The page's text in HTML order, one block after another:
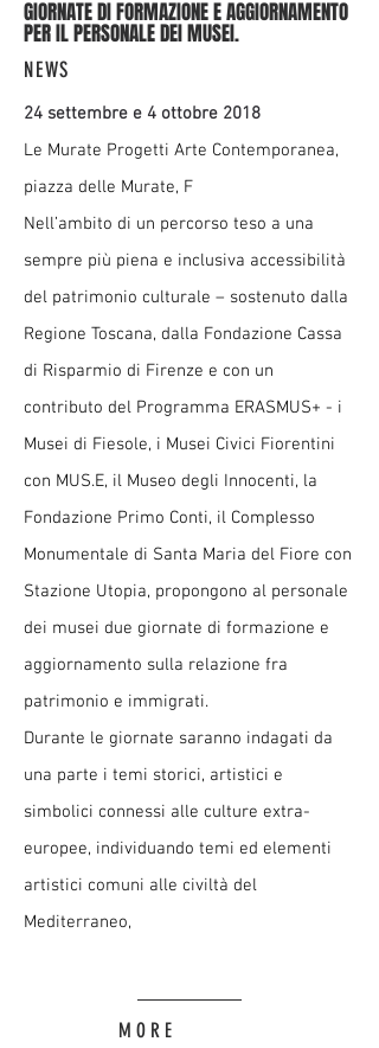
GIORNATE DI FORMAZIONE E AGGIORNAMENTO
PER IL PERSONALE DEI MUSEI.
NEWS
24 settembre e 4 ottobre 2018
Le Murate Progetti Arte Contemporanea,
piazza delle Murate, F
Nell’ambito di un percorso teso a una
sempre più piena e inclusiva accessibilità
del patrimonio culturale – sostenuto dalla
Regione Toscana, dalla Fondazione Cassa
di Risparmio di Firenze e con un
contributo del Programma ERASMUS+ - i
Musei di Fiesole, i Musei Civici Fiorentini
con MUS.E, il Museo degli Innocenti, la
Fondazione Primo Conti, il Complesso
Monumentale di Santa Maria del Fiore con
Stazione Utopia, propongono al personale
dei musei due giornate di formazione e
aggiornamento sulla relazione fra
patrimonio e immigrati.
Durante le giornate saranno indagati da
una parte i temi storici, artistici e
simbolici connessi alle culture extra-
europee, individuando temi ed elementi
artistici comuni alle civiltà del
Mediterraneo,
M O R E